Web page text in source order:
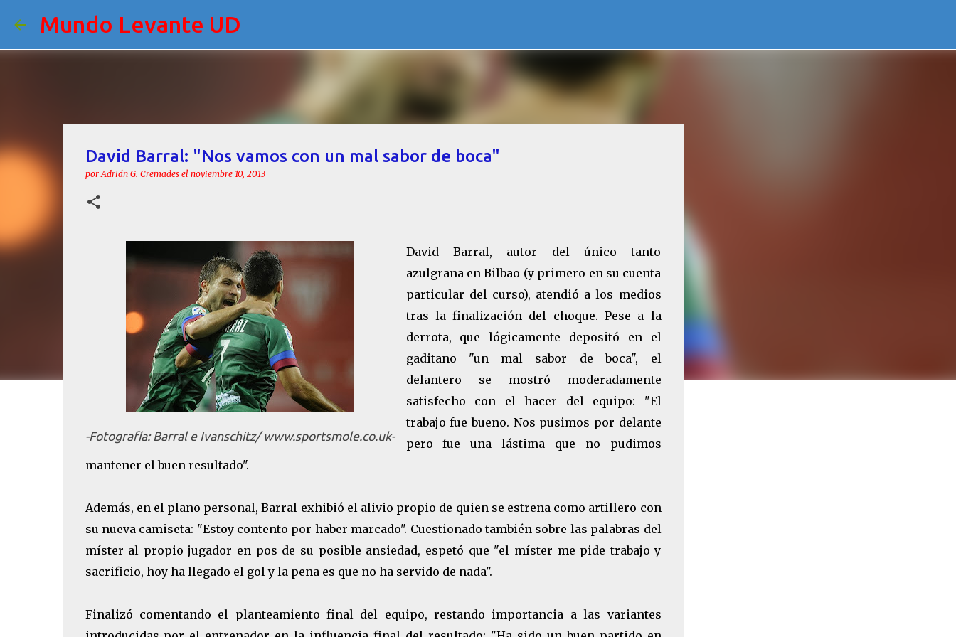
Mundo Levante UD
David Barral: "Nos vamos con un mal sabor de boca"
porAdrián G. Cremades el noviembre 10, 2013
-Fotografía: Barral e Ivanschitz/ www.sportsmole.co.uk-
David Barral, autor del único tanto
azulgrana en Bilbao (y primero en su cuenta
particular del curso), atendió a los medios
tras la finalización del choque. Pese a la
derrota, que lógicamente depositó en el
gaditano "un mal sabor de boca", el
delantero se mostró moderadamente
satisfecho con el hacer del equipo: "El
trabajo fue bueno. Nos pusimos por delante
pero fue una lástima que no pudimos
mantener el buen resultado".
Además, en el plano personal, Barral exhibió el alivio propio de quien se estrena como artillero con
su nueva camiseta: "Estoy contento por haber marcado". Cuestionado también sobre las palabras del
míster al propio jugador en pos de su posible ansiedad, espetó que "el míster me pide trabajo y
sacrificio, hoy ha llegado el gol y la pena es que no ha servido de nada".
Finalizó comentando el planteamiento final del equipo, restando importancia a las variantes